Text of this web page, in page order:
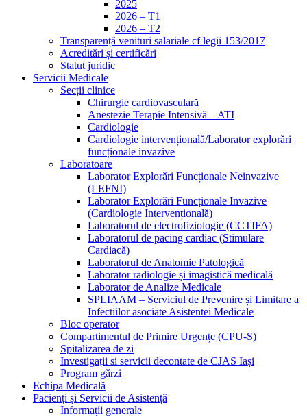
2025
2026 – T1
2026 – T2
Transparență venituri salariale cf legii 153/2017
Acreditări și certificări
Statut juridic
Servicii Medicale
Secții clinice
Chirurgie cardiovasculară
Anestezie Terapie Intensivă – ATI
Cardiologie
Cardiologie intervențională/Laborator explorări
funcționale invazive
Laboratoare
Laborator Explorări Funcționale Neinvazive
(LEFNI)
Laborator Explorări Funcționale Invazive
(Cardiologie Intervențională)
Laboratorul de electrofiziologie (CCTIFA)
Laboratorul de pacing cardiac (Stimulare
Cardiacă)
Laboratorul de Anatomie Patologică
Laborator radiologie și imagistică medicală
Laborator de Analize Medicale
SPLIAAM – Serviciul de Prevenire și Limitare a
Infectiilor asociate Asistentei Medicale
Bloc operator
Compartimentul de Primire Urgențe (CPU-S)
Spitalizarea de zi
Investigații si servicii decontate de CJAS Iași
Program gărzi
Echipa Medicală
Pacienți și Servicii de Asistență
Informații generale